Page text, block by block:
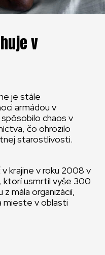
v
je stále
armádou v
chaos v
čo ohrozilo
starostlivosti.
krajine v roku 2008 v
ktorí usmrtil vyše 300
mála organizácií,
mieste v oblasti